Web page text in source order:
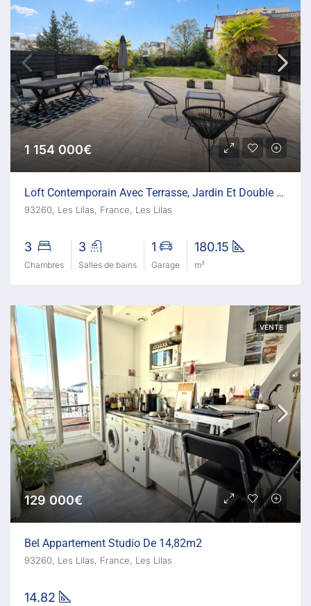
1 154 000€
Loft Contemporain Avec Terrasse, Jardin Et Double Garage A
93260, Les Lilas, France, Les Lilas
3
Chambres
3
Salles de bains
1
Garage
180.15
m²
VENTE
129 000€
Bel Appartement Studio De 14,82m2
93260, Les Lilas, France, Les Lilas
14.82